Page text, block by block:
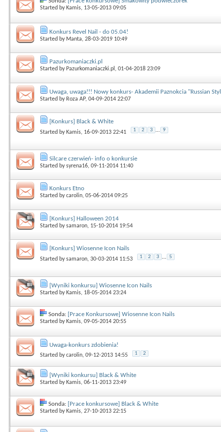
Started by Kamis, 13-05-2013 09:05
Konkurs Revel Nail - do 05.04!
Started by Manta, 28-03-2019 10:49
Pazurkomaniaczki.pl
Started by Pazurkomaniaczki.pl , 01-04-2018 23:09
Uwaga, uwaga!!! Nowy konkurs- Akademii Paznokcia "Russian
Started by Roza AP, 04-09-2014 22:07
[Konkurs] Black & White
Started by Kamis, 16-09-2013 22:41 1 2 3 ... 9
Silcare czerwień- info o konkursie
Started bysyrena16, 09-11-2014 11:40
Konkurs Etno
Started bycarolin, 05-06-2014 09:25
[Konkurs] Halloween 2014
Started bysamaron, 15-10-2014 19:54
[Konkurs] Wiosenne Icon Nails
Started bysamaron, 30-03-2014 11:53 1 2 3 ... 5
[Wyniki konkursu] Wiosenne Icon Nails
Started by Kamis, 18-05-2014 23:24
Sonda: [Prace Konkursowe] Wiosenne Icon Nails
Started by Kamis, 09-05-2014 20:55
Uwaga-konkurs zdobienia!
Started bycarolin, 09-12-2013 14:55 1 2
[Wyniki konkursu] Black & White
Started by Kamis, 06-11-2013 23:49
Sonda: [Prace konkursowe] Black & White
Started by Kamis, 27-10-2013 22:15